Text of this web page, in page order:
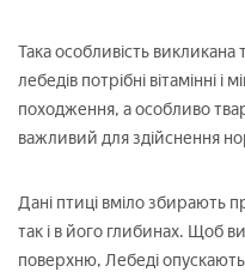
Така особливість
лебедів потрібні вітамінні
походження, а особливо
важливий для здійснення
Дані птиці вміло збирають
так і в його глибинах. Щоб
поверхню, Лебеді опускають